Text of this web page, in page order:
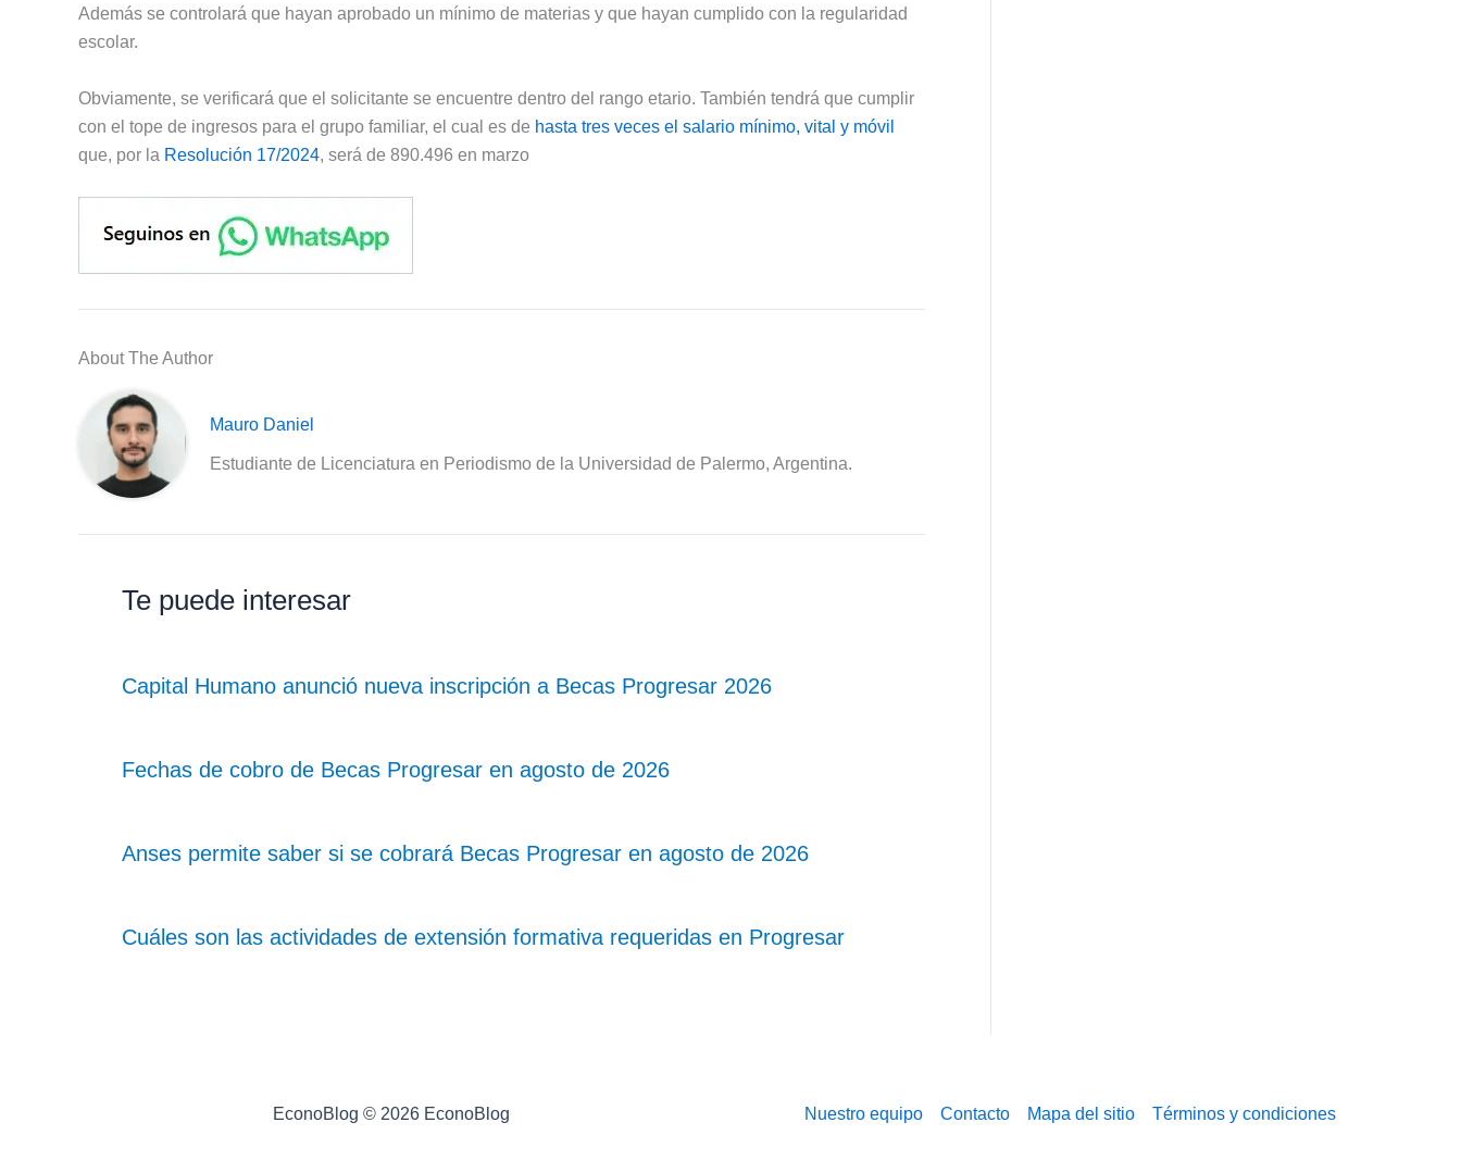
Además se controlará que hayan aprobado un mínimo de materias y que hayan cumplido con la regularidad
escolar.
Obviamente, se verificará que el solicitante se encuentre dentro del rango etario. También tendrá que cumplir
con el tope de ingresos para el grupo familiar, el cual es de hasta tres veces el salario mínimo, vital y móvil
que, por la Resolución 17/2024, será de 890.496 en marzo
About The Author
Mauro Daniel
Estudiante de Licenciatura en Periodismo de la Universidad de Palermo, Argentina.
Te puede interesar
Capital Humano anunció nueva inscripción a Becas Progresar 2026
Fechas de cobro de Becas Progresar en agosto de 2026
Anses permite saber si se cobrará Becas Progresar en agosto de 2026
Cuáles son las actividades de extensión formativa requeridas en Progresar
EconoBlog © 2026 EconoBlog Nuestro equipo Contacto Mapa del sitio Términos y condiciones